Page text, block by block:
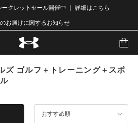
ークレットセール開催中 ｜ 詳細はこちら
お届けに関するお知らせ
ズ ゴルフ＋トレーニング＋スポ
おすすめ順